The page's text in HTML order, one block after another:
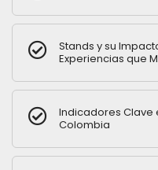
Stands y su
Experiencias que
Indicadores Clave
Colombia